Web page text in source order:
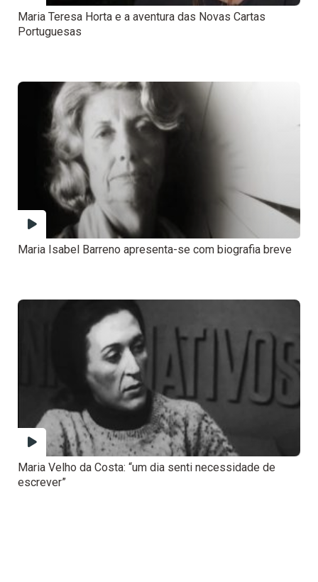
Maria Teresa Horta e a aventura das Novas Cartas
Portuguesas
Maria Isabel Barreno apresenta-se com biografia breve
Maria Velho da Costa: “um dia senti necessidade de
escrever”